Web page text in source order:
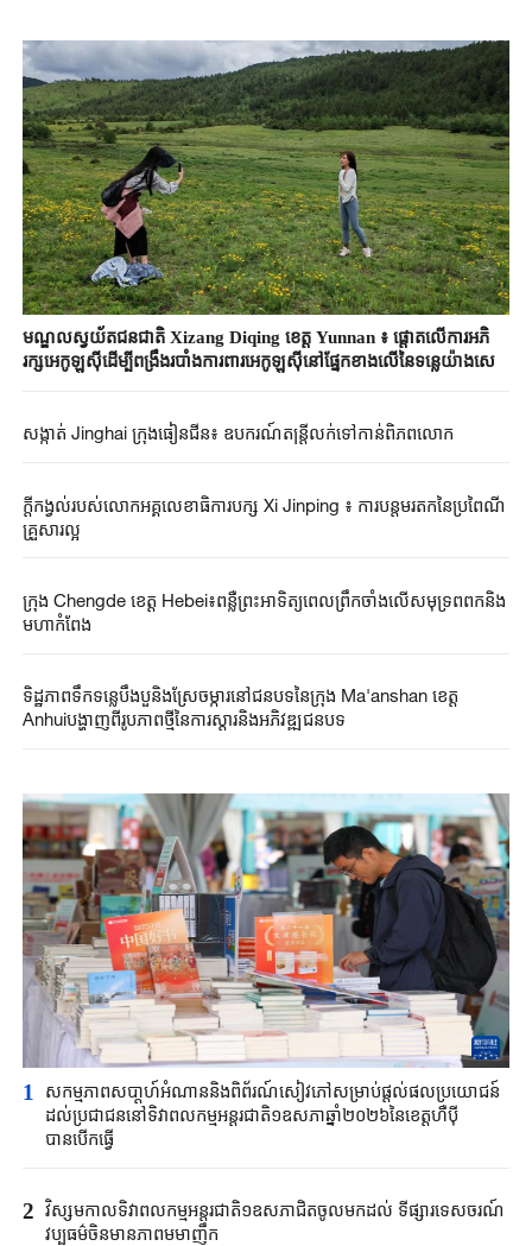
មណ្ឌល​ស្វយ័ត​ជនជាតិ ​Xizang ​Diqing ​ខេត្ត Yunnan ៖​ ផ្តោតលើ​ការអភិ
រក្ស​អេកូឡូស៊ី​ដើម្បី​ពង្រឹង​របាំងការពារ​អេកូឡូស៊ី​នៅផ្នែក​ខាងលើនៃ​ទន្លេយ៉ាងសេ​
សង្កាត់ Jinghai ក្រុងធៀនជីន៖ ឧបករណ៍តន្ត្រីលក់ទៅកាន់ពិភពលោក
ក្តីកង្វល់របស់លោកអគ្គលេខាធិការបក្ស​ Xi Jinping ៖​ ការបន្តមរតកនៃប្រពៃណី
គ្រួសារល្អ
ក្រុង Chengde ​ខេត្ត Hebei​៖​ពន្លឺ​ព្រះអាទិត្យ​ពេល​ព្រឹក​ចាំងលើ​សមុទ្រ​ពពក​និង​
មហាកំពែង​
ទិដ្ឋភាពទឹកទន្លេបឹងបួនិងស្រែចម្ការនៅជនបទនៃក្រុង Ma'anshan ​ខេត្ត
Anhuiបង្ហាញពី​រូបភាព​ថ្មី​នៃ​ការ​ស្តារនិងអភិវឌ្ឍ​​ជនបទ
1
សកម្មភាពសបា្តហ៍អំណាននិងពិព័រណ៍សៀវភៅសម្រាប់ផ្តល់ផលប្រយោជន៍
ដល់ប្រជាជននៅទិវាពលកម្មអន្តរជាតិ១ឧសភាឆ្នាំ២០២៦នៃខេត្តហឺប៉ី
បានបើកធ្វើ
2 វិស្សមកាលទិវាពលកម្មអន្តរជាតិ១ឧសភាជិតចូលមកដល់ ទីផ្សារទេសចរណ៍
វប្បធម៌ចិនមានភាពមមាញឹក